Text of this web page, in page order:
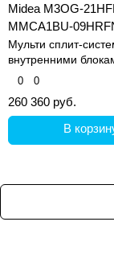
Midea M3OG-
MMCA1BU-
Мульти сплит-
внутренними
0 0
260 360 руб.
В